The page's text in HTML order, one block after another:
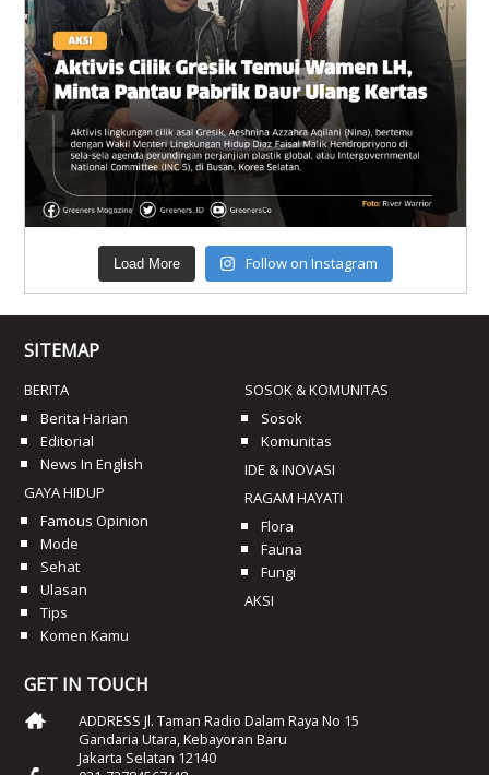
Load More Follow on Instagram
SITEMAP
BERITA
Berita Harian
Editorial
News In English
GAYA HIDUP
Famous Opinion
Mode
Sehat
Ulasan
Tips
Komen Kamu
SOSOK & KOMUNITAS
Sosok
Komunitas
IDE & INOVASI
RAGAM HAYATI
Flora
Fauna
Fungi
AKSI
GET IN TOUCH
ADDRESS Jl. Taman Radio Dalam Raya No 15
Gandaria Utara, Kebayoran Baru
Jakarta Selatan 12140